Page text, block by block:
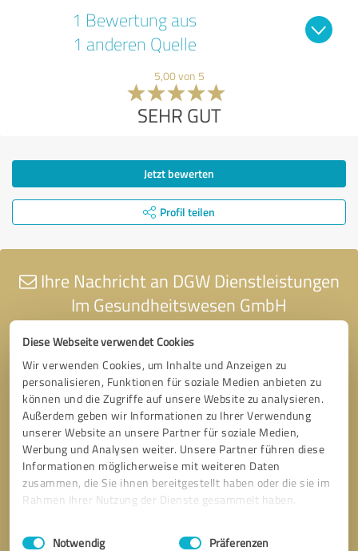
Diese Webseite verwendet Cookies
Wir verwenden Cookies, um Inhalte und Anzeigen zu
personalisieren, Funktionen für soziale Medien anbieten zu
können und die Zugriffe auf unsere Website zu analysieren.
Außerdem geben wir Informationen zu Ihrer Verwendung
unserer Website an unsere Partner für soziale Medien,
Werbung und Analysen weiter. Unsere Partner führen diese
Informationen möglicherweise mit weiteren Daten
zusammen, die Sie ihnen bereitgestellt haben oder die sie im
Rahmen Ihrer Nutzung der Dienste gesammelt haben.
Impressum Datenschutzbestimmungen
Einwilligungsauswahl
Notwendig Präferenzen
1 Bewertung aus
1 anderen Quelle
5,00 von 5
SEHR GUT
Jetzt bewerten
Profil teilen
Ihre Nachricht an DGW Dienstleistungen
Im Gesundheitswesen GmbH